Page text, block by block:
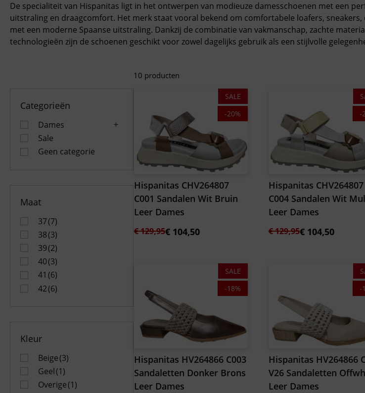
De specialiteit van Hispanitas ligt in het ontwerpen van modieuze damesschoenen met een
uitstraling en draagcomfort. Het merk staat vooral bekend om comfortabele loafers, sneakers,
met een moderne Spaanse uitstraling. Dankzij de combinatie van vakmanschap, zachte
technologieën zijn de schoenen geschikt voor zowel dagelijks gebruik als een stijlvolle
Categorieën
Dames
Sale
Geen categorie
Maat
37(7)
38(3)
39(2)
40(3)
41 (6)
42(6)
Kleur
Beige(3)
Geel(1)
Overige(1)
10 producten
SALE
-20%
Hispanitas CHV264807
C001 Sandalen Wit Bruin
Leer Dames
€129,95
Oorspronkelijke
€ 104,50
Huidige
-
Hispanitas CHV264807
C004 Sandalen Wit
Leer Dames
€129,95
Oorspronkelijke
€ 104,50
Huidige
SALE
-18%
Hispanitas HV264866 C003
Sandaletten Donker Brons
Leer Dames
-
Hispanitas HV264866
V26 Sandaletten
Leer Dames